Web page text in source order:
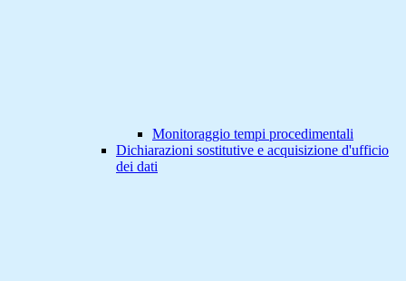
Monitoraggio tempi procedimentali
Dichiarazioni sostitutive e acquisizione d'ufficio
dei dati